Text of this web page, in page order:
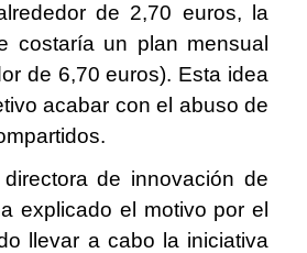
de 2,70 euros, la
costaría un plan mensual
de 6,70 euros). Esta idea
acabar con el abuso de
de innovación de
explicado el motivo por el
llevar a cabo la iniciativa